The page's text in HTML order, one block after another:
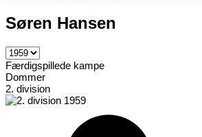
Søren Hansen
Færdigspillede kampe
Dommer
2. division